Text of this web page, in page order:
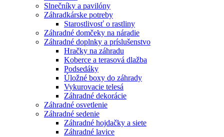
Slnečníky a pavilóny
Záhradkárske potreby
Starostlivosť o rastliny
Záhradné domčeky na náradie
Záhradné doplnky a príslušenstvo
Hračky na záhradu
Koberce a terasová dlažba
Podsedáky
Úložné boxy do záhrady
Vykurovacie telesá
Záhradné dekorácie
Záhradné osvetlenie
Záhradné sedenie
Záhradné hojdačky a siete
Záhradné lavice